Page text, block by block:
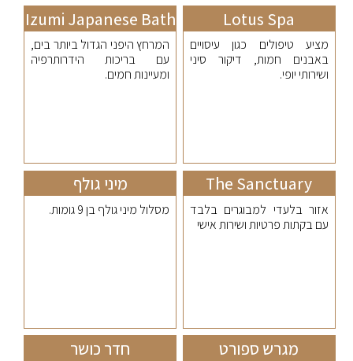
Lotus Spa
מציע טיפולים כגון עיסויים
באבנים חמות, דיקור סיני
ושירותי יופי.
Izumi Japanese Bath
המרחץ היפני הגדול ביותר בים,
עם בריכות הידרותרפיה
ומעיינות חמים.
The Sanctuary
אזור בלעדי למבוגרים בלבד
עם בקתות פרטיות ושירות אישי
מיני גולף
מסלול מיני גולף בן 9 גומות.
מגרש ספורט חדר כושר